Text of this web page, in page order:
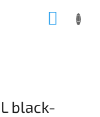
black-